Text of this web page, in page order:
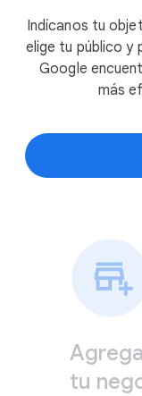
Indícanos tu
elige tu público y
Google
más
tu